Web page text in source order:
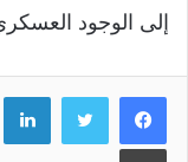
إلى الوجود
طباعة